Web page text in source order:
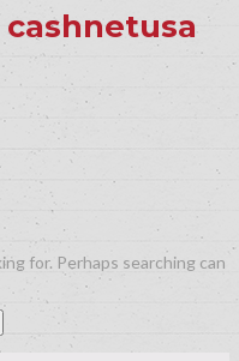
for. Perhaps searching can